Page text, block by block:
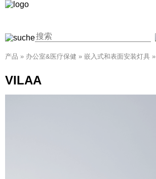
产品 » 办公室&医疗保健 » 嵌入式和表面安装灯具 »
VILAA